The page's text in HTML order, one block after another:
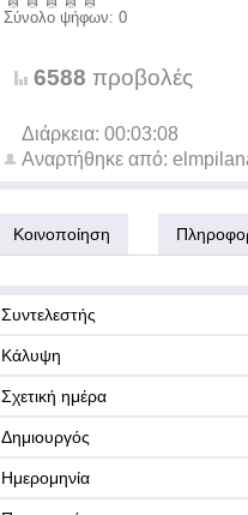
Σύνολο ψήφων: 0
6588 προβολές
Διάρκεια: 00:03:08
Αναρτήθηκε από:
Κοινοποίηση
Συντελεστής
Κάλυψη
Σχετική ημέρα
Δημιουργός
Ημερομηνία